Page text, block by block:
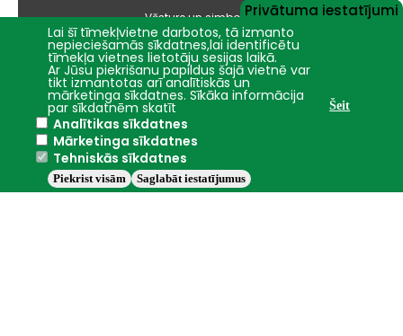
Vēsture un simbolika
Studiju virzienu pārskati un pašnovērtējuma ziņojumi
Iepirkumi
Nāc studēt
Privātuma iestatījumi
Lai šī tīmekļvietne darbotos, tā izmanto
nepieciešamās sīkdatnes,lai identificētu
tīmekļa vietnes lietotāju sesijas laikā.
Ar Jūsu piekrišanu papildus šajā vietnē var
tikt izmantotas arī analītiskās un
mārketinga sīkdatnes. Sīkāka informācija
par sīkdatnēm skatīt Šeit
Analītikas sīkdatnes
Mārketinga sīkdatnes
Tehniskās sīkdatnes
Saglabāt iestatījumus
Piekrist visām